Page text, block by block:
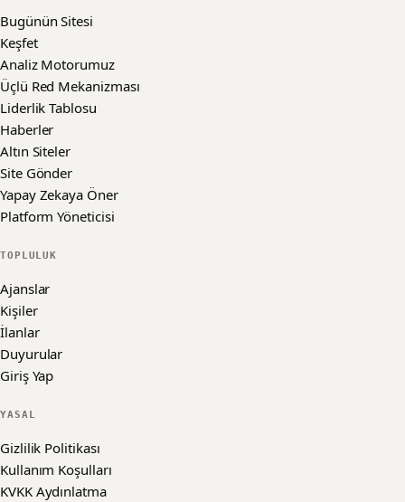
Bugünün Sitesi
Keşfet
Analiz Motorumuz
Üçlü Red Mekanizması
Liderlik Tablosu
Haberler
Altın Siteler
Site Gönder
Yapay Zekaya Öner
Platform Yöneticisi
TOPLULUK
Ajanslar
Kişiler
İlanlar
Duyurular
Giriş Yap
YASAL
Gizlilik Politikası
Kullanım Koşulları
KVKK Aydınlatma